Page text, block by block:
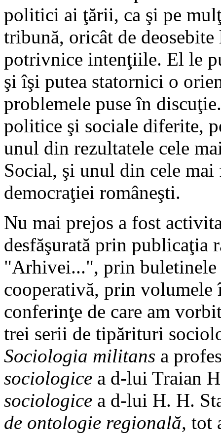
politici ai ţării, ca şi pe
tribună, oricât de
potrivnice intenţiile. El le
şi îşi putea statornici o
problemele puse în
politice şi sociale diferite,
unul din rezultatele cele
Social, şi unul din cele
democraţiei româneşti.
Nu mai prejos a fost
desfăşurată prin publicaţia
"Arhivei...", prin buletinele
cooperativă, prin volumele
conferinţe de care am
trei serii de tipărituri
Sociologia militans a
sociologice a d-lui Traian
sociologice a d-lui H. H.
de ontologie regională, tot